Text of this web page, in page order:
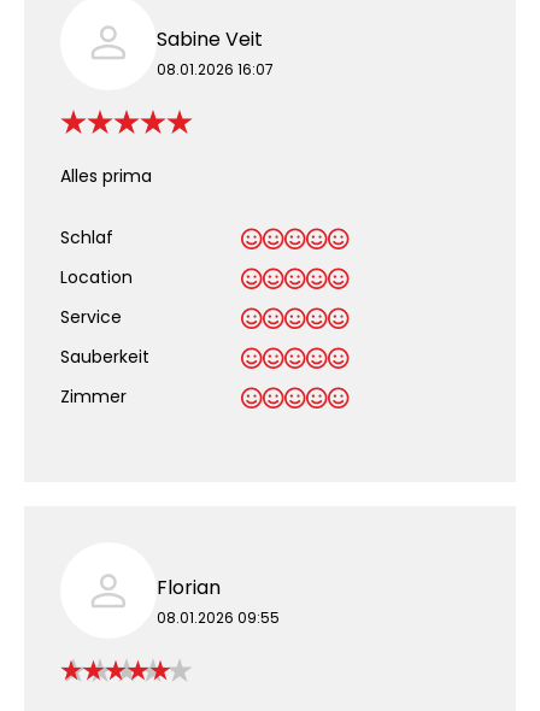
Sabine Veit
08.01.2026 16:07
Alles prima
Schlaf
Location
Service
Sauberkeit
Zimmer
Florian
08.01.2026 09:55